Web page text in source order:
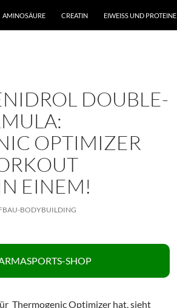
AMINOSÄURE CREATIN EIWEISS UND PROTEINE
DOUBLE-
OPTIMIZER
EINEM!
BODYBUILDING
SHOP
Thermogenic Optimizer hat, sieht